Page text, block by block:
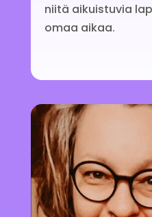
niitä aikuistuvia
omaa aikaa.